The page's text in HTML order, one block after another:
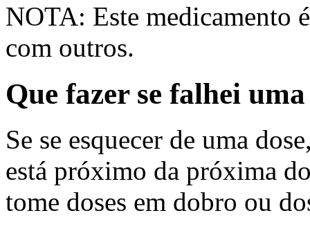
NOTA: Este medicamento
com outros.
Que fazer se falhei
Se se esquecer de uma
está próximo da próxima
tome doses em dobro ou